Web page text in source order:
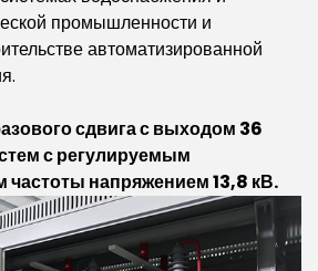
промышленности и
автоматизированной
сдвигасвыходом 36
с регулируемым
частоты напряжением13,8 кВ.